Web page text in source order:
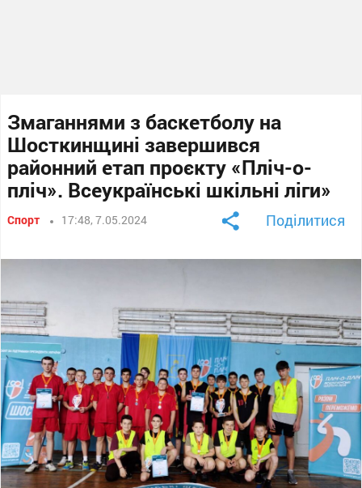
Змаганнями з баскетболу на
Шосткинщині завершився
районний етап проєкту «Пліч-о-
пліч». Всеукраїнські шкільні ліги»
Спорт 17:48, 7.05.2024 Поділитися